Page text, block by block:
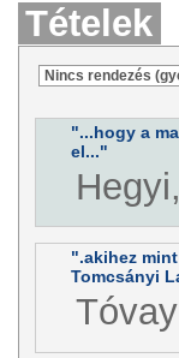
Tételek
"...hogy a
el..."
".akihez
Tomcsányi